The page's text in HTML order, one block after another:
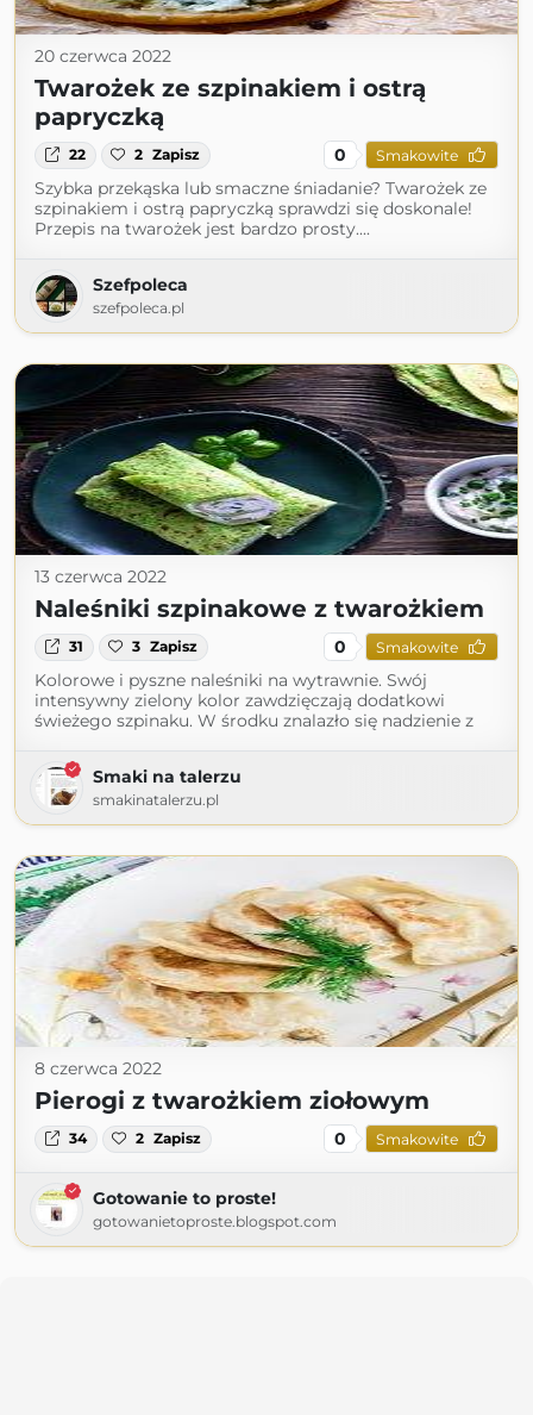
20 czerwca 2022
Twarożek ze szpinakiem i ostrą
papryczką
22 2 Zapisz 0 Smakowite
Szybka przekąska lub smaczne śniadanie? Twarożek ze
szpinakiem i ostrą papryczką sprawdzi się doskonale!
Przepis na twarożek jest bardzo prosty....
Szefpoleca
szefpoleca.pl
13 czerwca 2022
Naleśniki szpinakowe z twarożkiem
31 3 Zapisz 0 Smakowite
Kolorowe i pyszne naleśniki na wytrawnie. Swój
intensywny zielony kolor zawdzięczają dodatkowi
świeżego szpinaku. W środku znalazło się nadzienie z
Smaki na talerzu
smakinatalerzu.pl
8 czerwca 2022
Pierogi z twarożkiem ziołowym
34 2 Zapisz 0 Smakowite
Gotowanie to proste!
gotowanietoproste.blogspot.com